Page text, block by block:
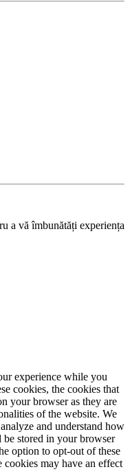
a vă îmbunătăți experiența
experience while you
cookies, the cookies that
your browser as they are
of the website. We
and understand how
stored in your browser
option to opt-out of these
may have an effect